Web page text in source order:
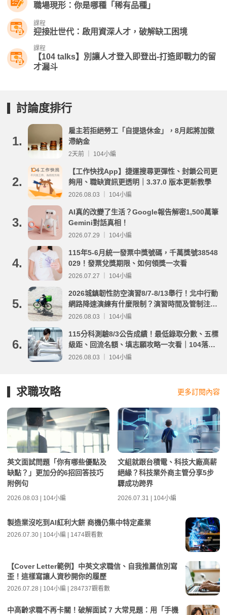
職場現形：你是哪種「稀有品種」
課程
迎接壯世代：啟用資深人才，破解缺工困境
課程
【104 talks】別讓人才登入即登出-打造即戰力的留
才漏斗
討論度排行
1.
雇主若拒絕勞工「自提退休金」，8月起將加徵
滯納金
2天前 ｜ 104小編
2.
【工作快找App】捷運搜尋更彈性、封鎖公司更
夠用、職缺資訊更透明｜3.37.0 版本更新教學
2026.08.03 ｜ 104小編
3.
AI真的改變了生活？Google報告解密1,500萬筆
Gemini對話真相！
2026.07.29 ｜ 104小編
4.
115年5-6月統一發票中獎號碼，千萬獎號38548
029！發票兌獎期限、如何領獎一次看
2026.07.27 ｜ 104小編
5.
2026城鎮韌性防空演習8/7-8/13舉行！北中行動
網路降速演練有什麼限制？演習時間及管制注意
事項整理
2026.08.03 ｜ 104小編
6.
115分科測驗8/3公告成績！最低錄取分數、五標
級距、回流名額、填志願攻略一次看｜104落點
分析
2026.08.03 ｜ 104小編
求職攻略 更多訂閱內容
英文面試問題「你有哪些優點及
缺點？」更加分的6招回答技巧
附例句
2026.08.03 | 104小編
文組就跟台積電、科技大廠高薪
絕緣？科技業外商主管分享5步
驟成功跨界
2026.07.31 | 104小編
製造業沒吃到AI紅利大餅 商機仍集中特定產業
2026.07.30 | 104小編 | 1474觀看數
【Cover Letter範例】中英文求職信、自我推薦信別寫
歪！這樣寫讓人資秒開你的履歷
2026.07.28 | 104小編 | 284737觀看數
中高齡求職不再卡關！破解面試 7 大常見題：用「手機